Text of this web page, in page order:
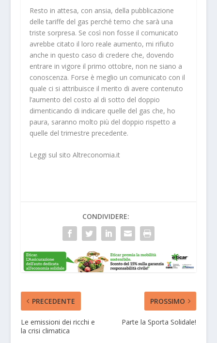
Resto in attesa, con ansia, della pubblicazione
delle tariffe del gas perché temo che sarà una
triste sorpresa. Se così non fosse il comunicato
avrebbe citato il loro reale aumento, mi rifiuto
anche in questo caso di credere che, dovendo
entrare in vigore il primo ottobre, non ne siano a
conoscenza. Forse è meglio un comunicato con il
quale ci si attribuisce il merito di avere contenuto
l’aumento del costo al di sotto del doppio
dimenticando di indicare quelle del gas che, ho
paura, saranno molto più del doppio rispetto a
quelle del trimestre precedente.
Leggi sul sito Altreconomia.it
CONDIVIDERE:
PRECEDENTE
Le emissioni dei ricchi e
la crisi climatica
PROSSIMO
Parte la Sporta Solidale!